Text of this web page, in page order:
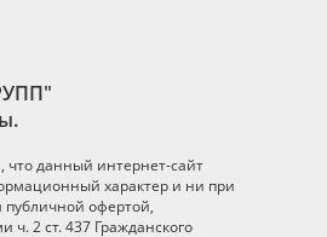
данный интернет-сайт
характер и ни при
публичной офертой,
2 ст. 437 Гражданского